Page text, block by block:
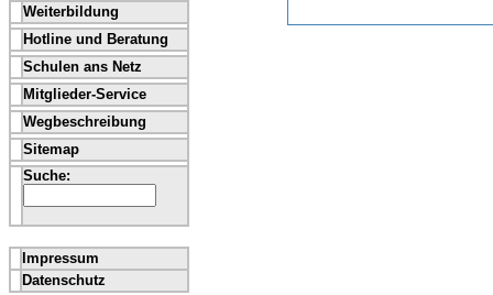
Weiterbildung
Hotline und Beratung
Schulen ans Netz
Mitglieder-Service
Wegbeschreibung
Sitemap
Suche:
Impressum
Datenschutz